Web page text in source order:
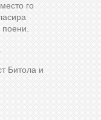
го
Битола и